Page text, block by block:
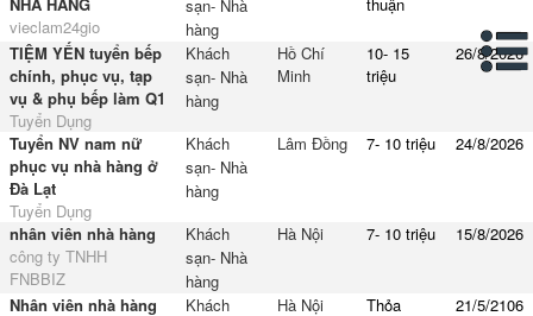
vieclam24gio
sạn- Nhà
hàng
TIỆM YẾN tuyển bếp
chính, phục vụ, tạp
vụ & phụ bếp làm Q1
Tuyển Dụng
Khách
sạn- Nhà
hàng
Hồ Chí
Minh
10- 15
triệu
26/8/2026
Tuyển NV nam nữ
phục vụ nhà hàng ở
Đà Lạt
Tuyển Dụng
Khách
sạn- Nhà
hàng
Lâm Đồng 7- 10 triệu 24/8/2026
nhân viên nhà hàng
công ty TNHH
FNBBIZ
Khách
sạn- Nhà
hàng
Hà Nội 7- 10 triệu 15/8/2026
Nhân viên nhà hàng
Khách
Hà Nội
Thỏa
21/5/2106